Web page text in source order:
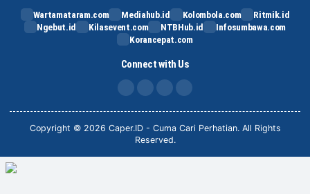
Wartamataram.com Mediahub.id Kolombola.com
Ritmik.id
Ngebut.id
Kilasevent.com NTBHub.id
Infosumbawa.com
Korancepat.com
Connect with Us
FB IG TikTok
Copyright © 2026 Caper.ID - Cuma Cari Perhatian. All Rights
Reserved.